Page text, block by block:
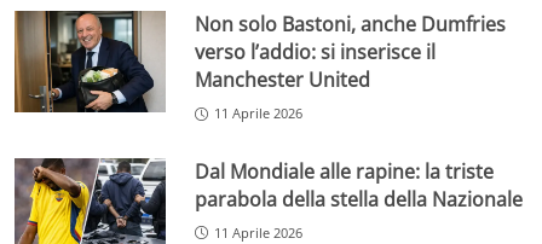
Non solo Bastoni, anche Dumfries
verso l’addio: si inserisce il
Manchester United
11 Aprile 2026
Dal Mondiale alle rapine: la triste
parabola della stella della Nazionale
11 Aprile 2026